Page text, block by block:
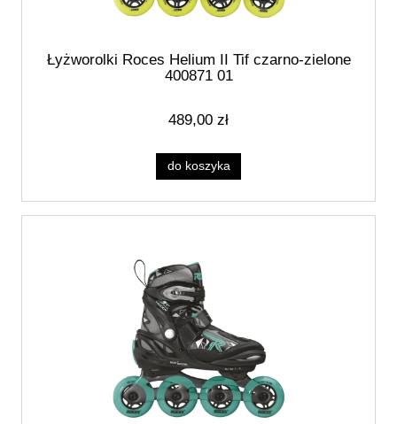
Łyżworolki Roces Helium II Tif czarno-zielone
400871 01
489,00 zł
do koszyka